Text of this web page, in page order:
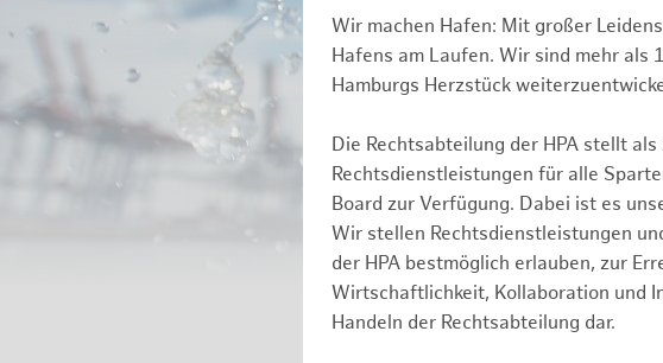
Wir machen Hafen: Mit großer
Hafens am Laufen. Wir sind mehr
Hamburgs Herzstück
Die Rechtsabteilung der HPA stellt
Rechtsdienstleistungen für alle
Board zur Verfügung. Dabei ist es
Wir stellen Rechtsdienstleistungen
der HPA bestmöglich erlauben, zur
Wirtschaftlichkeit, Kollaboration und
Handeln der Rechtsabteilung dar.